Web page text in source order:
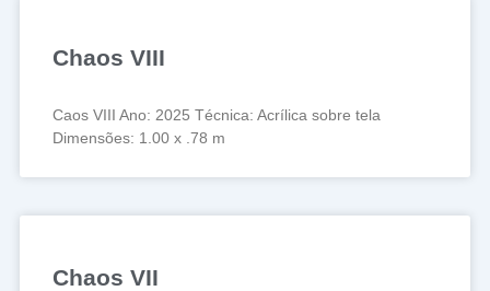
Chaos VIII
Caos VIII Ano: 2025 Técnica: Acrílica sobre tela
Dimensões: 1.00 x .78 m
Chaos VII